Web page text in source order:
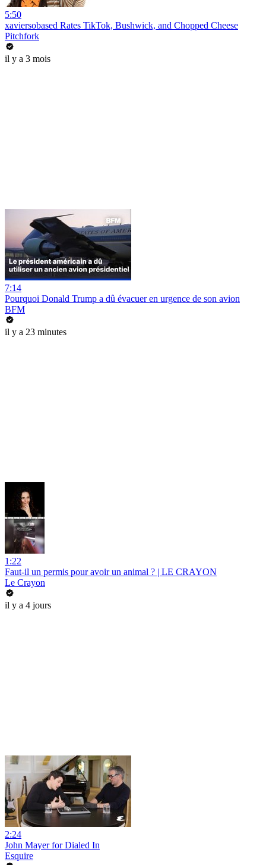
5:50
xaviersobased Rates TikTok, Bushwick, and Chopped Cheese
Pitchfork
il y a 3 mois
7:14
Pourquoi Donald Trump a dû évacuer en urgence de son avion
BFM
il y a 23 minutes
1:22
Faut-il un permis pour avoir un animal ? | LE CRAYON
Le Crayon
il y a 4 jours
2:24
John Mayer for Dialed In
Esquire